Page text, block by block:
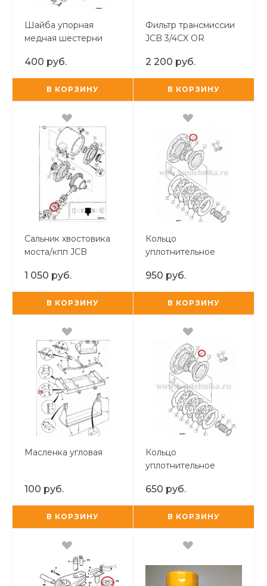
Шайба упорная
медная шестерни
400 руб.
В КОРЗИНУ
Фильтр трансмиссии
JCB 3/4CX OR
2 200 руб.
В КОРЗИНУ
Сальник хвостовика
моста/кпп JCB
1 050 руб.
В КОРЗИНУ
Кольцо
уплотнительное
большое TUR
950 руб.
В КОРЗИНУ
Масленка угловая
100 руб.
В КОРЗИНУ
Кольцо
уплотнительное
малое TUR
650 руб.
В КОРЗИНУ